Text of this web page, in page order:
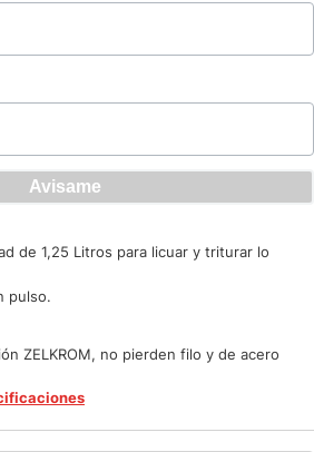
de 1,25 Litros para licuar y triturar lo
pulso.
ZELKROM, no pierden filo y de acero